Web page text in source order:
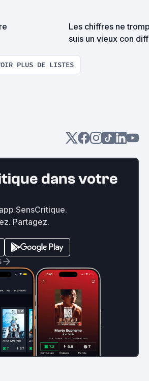
Les chiffres ne
suis un vieux con
PLUS DE LISTES
dans votre
SensCritique.
Partagez.